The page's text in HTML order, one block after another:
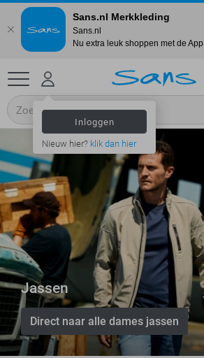
Inloggen
Nieuw hier? klik dan hier
Jassen
Direct naar alle dames jassen
Sans.nl Merkkleding
Sans.nl
Nu extra leuk shoppen met de App.